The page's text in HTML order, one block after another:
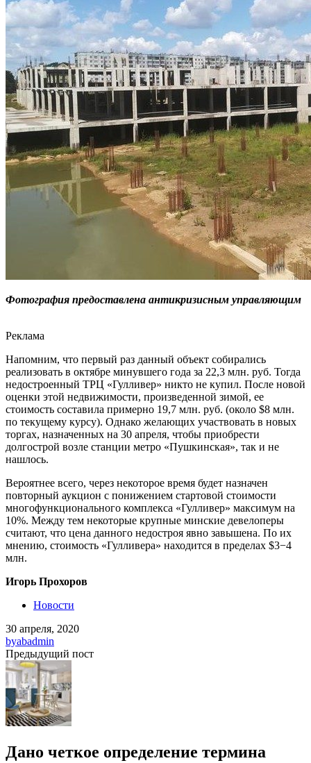
Фотография предоставлена антикризисным управляющим
Реклама
Напомним, что первый раз данный объект собирались
реализовать в октябре минувшего года за 22,3 млн. руб. Тогда
недостроенный ТРЦ «Гулливер» никто не купил. После новой
оценки этой недвижимости, произведенной зимой, ее
стоимость составила примерно 19,7 млн. руб. (около $8 млн.
по текущему курсу). Однако желающих участвовать в новых
торгах, назначенных на 30 апреля, чтобы приобрести
долгострой возле станции метро «Пушкинская», так и не
нашлось.
Вероятнее всего, через некоторое время будет назначен
повторный аукцион с понижением стартовой стоимости
многофункционального комплекса «Гулливер» максимум на
10%. Между тем некоторые крупные минские девелоперы
считают, что цена данного недостроя явно завышена. По их
мнению, стоимость «Гулливера» находится в пределах $3−4
млн.
Игорь Прохоров
Новости
30 апреля, 2020
byabadmin
Предыдущий пост
Дано четкое определение термина